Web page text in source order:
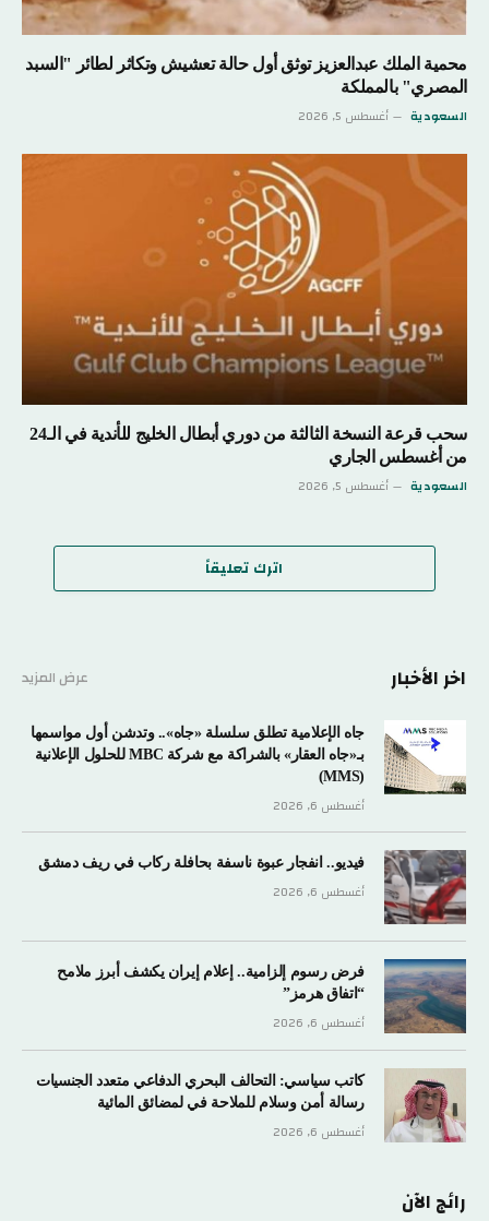
محمية الملك عبدالعزيز توثق أول حالة تعشيش وتكاثر لطائر "السبد
المصري" بالمملكة
السعودية أغسطس 5, 2026
سحب قرعة النسخة الثالثة من دوري أبطال الخليج للأندية في الـ24
من أغسطس الجاري
السعودية أغسطس 5, 2026
اترك تعليقاً
اخر الأخبار عرض المزيد
جاه الإعلامية تطلق سلسلة «جاه».. وتدشن أول مواسمها
بـ«جاه العقار» بالشراكة مع شركة MBC للحلول الإعلانية
(MMS)
أغسطس 6, 2026
فيديو.. انفجار عبوة ناسفة بحافلة ركاب في ريف دمشق
أغسطس 6, 2026
فرض رسوم إلزامية.. إعلام إيران يكشف أبرز ملامح
“اتفاق هرمز”
أغسطس 6, 2026
كاتب سياسي: التحالف البحري الدفاعي متعدد الجنسيات
رسالة أمن وسلام للملاحة في لمضائق المائية
أغسطس 6, 2026
رائج الآن